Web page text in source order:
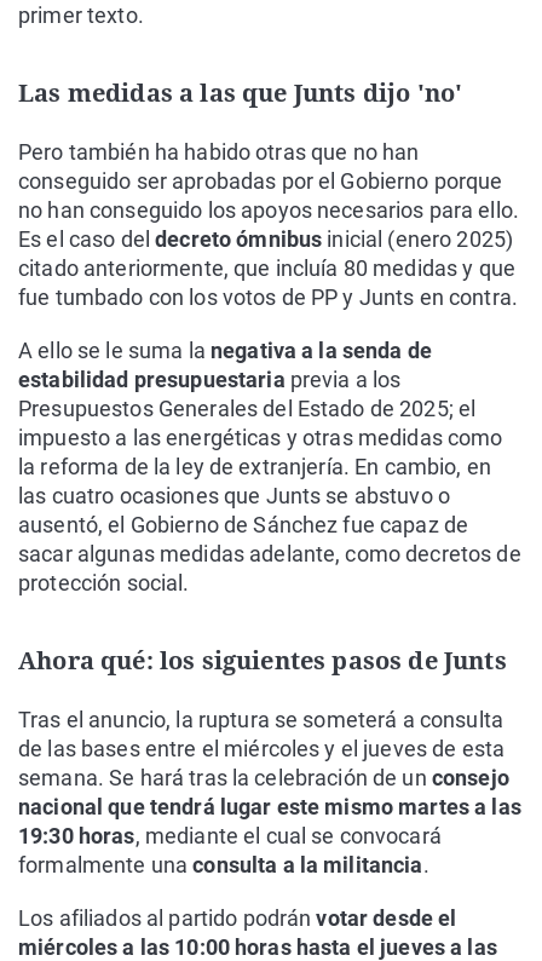
primer texto.
Las medidas a las que Junts dijo 'no'
Pero también ha habido otras que no han
conseguido ser aprobadas por el Gobierno porque
no han conseguido los apoyos necesarios para ello.
Es el caso deldecreto ómnibus inicial (enero 2025)
citado anteriormente, que incluía 80 medidas y que
fue tumbado con los votos de PP y Junts en contra.
A ello se le suma la negativa a la senda de
estabilidad presupuestaria previa a los
Presupuestos Generales del Estado de 2025; el
impuesto a las energéticas y otras medidas como
la reforma de la ley de extranjería. En cambio, en
las cuatro ocasiones que Junts se abstuvo o
ausentó, el Gobierno de Sánchez fue capaz de
sacar algunas medidas adelante, como decretos de
protección social.
Ahora qué: los siguientes pasos de Junts
Tras el anuncio, la ruptura se someterá a consulta
de las bases entre el miércoles y el jueves de esta
semana. Se hará tras la celebración de un consejo
nacional que tendrá lugar este mismo martes a las
19:30 horas, mediante el cual se convocará
formalmente unaconsulta a la militancia.
Los afiliados al partido podránvotar desde el
miércoles a las 10:00 horas hasta el jueves a las